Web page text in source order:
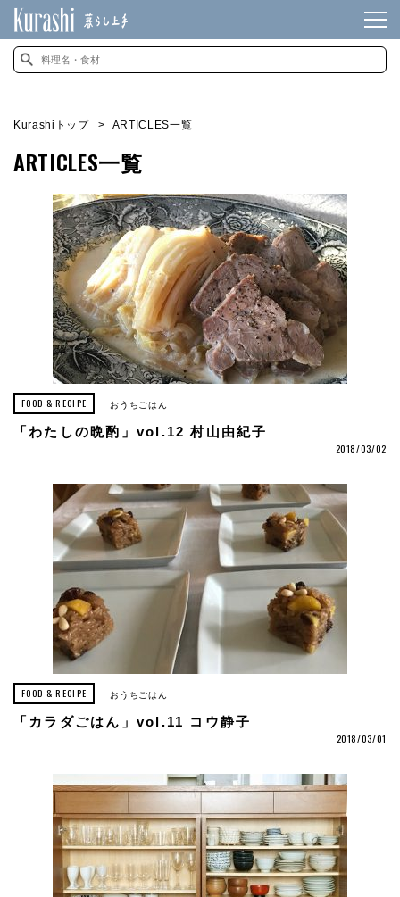
Kurashiトップ ARTICLES一覧
ARTICLES一覧
FOOD & RECIPE おうちごはん
「わたしの晩酌」vol.12 村山由紀子
2018/03/02
FOOD & RECIPE おうちごはん
「カラダごはん」vol.11 コウ静子
2018/03/01